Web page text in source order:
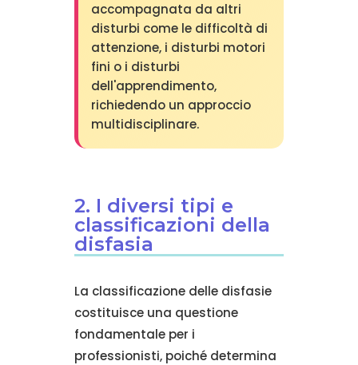
accompagnata da altri
disturbi come le difficoltà di
attenzione, i disturbi motori
fini o i disturbi
dell'apprendimento,
richiedendo un approccio
multidisciplinare.
2. I diversi tipi e
classificazioni della
disfasia
La classificazione delle disfasie
costituisce una questione
fondamentale per i
professionisti, poiché determina